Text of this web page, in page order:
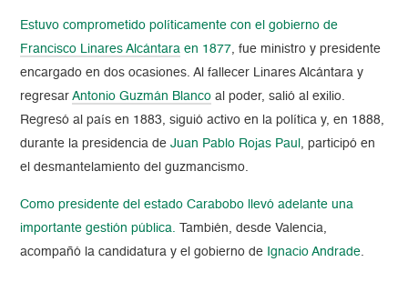
Estuvo comprometido políticamente con el gobierno de
Francisco Linares Alcántara en 1877, fue ministro y presidente
encargado en dos ocasiones. Al fallecer Linares Alcántara y
regresarAntonio Guzmán Blanco al poder, salió al exilio.
Regresó al país en 1883, siguió activo en la política y, en 1888,
durante la presidencia deJuan Pablo Rojas Paul , participó en
el desmantelamiento del guzmancismo.
Como presidente del estado Carabobo llevó adelante una
importante gestión pública.
También, desde Valencia,
acompañó la candidatura y el gobierno de Ignacio Andrade.